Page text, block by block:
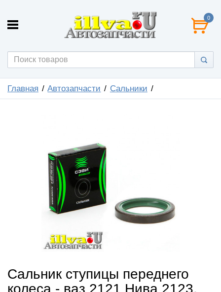
0
Главная Автозапчасти Сальники
Сальник ступицы переднего
колеса - ваз 2121 Нива 2123,